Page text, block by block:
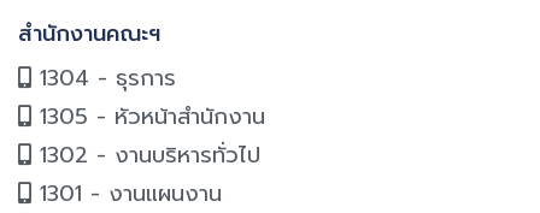
สำนักงานคณะฯ
1304 - ธุรการ
1305 - หัวหน้าสำนักงาน
1302 - งานบริหารทั่วไป
1301 - งานแผนงาน